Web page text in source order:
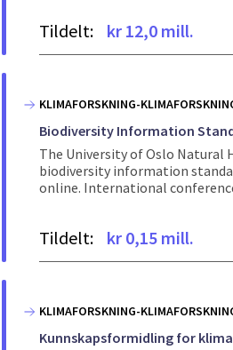
Tildelt: kr 12,0 mill.
KLIMAFORSKNING-
Biodiversity Information
The University of Oslo Natural
biodiversity information
online. International
Tildelt: kr 0,15 mill.
KLIMAFORSKNING-
Kunnskapsformidling for